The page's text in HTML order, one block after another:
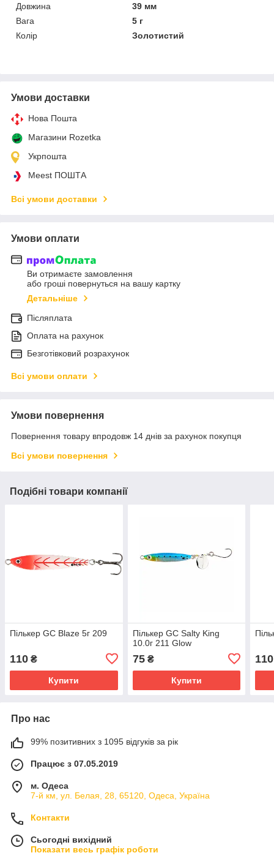
Довжина
39 мм
Вага
5 г
Колір
Золотистий
Умови доставки
Нова Пошта
Магазини Rozetka
Укрпошта
Meest ПОШТА
Всі умови доставки
Умови оплати
Ви отримаєте замовлення
або гроші повернуться на вашу картку
Детальніше
Післяплата
Оплата на рахунок
Безготівковий розрахунок
Всі умови оплати
Умови повернення
Повернення товару впродовж 14 днів за рахунок покупця
Всі умови повернення
Подібні товари компанії
Пількер GC Blaze 5г 209
110 ₴
Купити
Пількер GC Salty King
10.0г 211 Glow
75₴
Купити
110
Про нас
99% позитивних з 1095 відгуків за рік
Працює з 07.05.2019
м. Одеса
7-й км, ул. Белая, 28, 65120, Одеса, Україна
Контакти
Сьогодні вихідний
Показати весь графік роботи